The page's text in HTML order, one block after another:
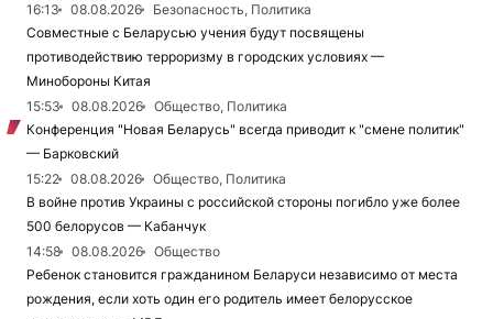
16:13
08.08.2026
Безопасность, Политика
Совместные с Беларусью учения будут посвящены
противодействию терроризму в городских условиях —
Минобороны Китая
15:53
08.08.2026
Общество, Политика
Конференция "Новая Беларусь" всегда приводит к "смене политик"
— Барковский
15:22
08.08.2026
Общество, Политика
В войне против Украины с российской стороны погибло уже более
500 белорусов — Кабанчук
14:58
08.08.2026
Общество
Ребенок становится гражданином Беларуси независимо от места
рождения, если хоть один его родитель имеет белорусское